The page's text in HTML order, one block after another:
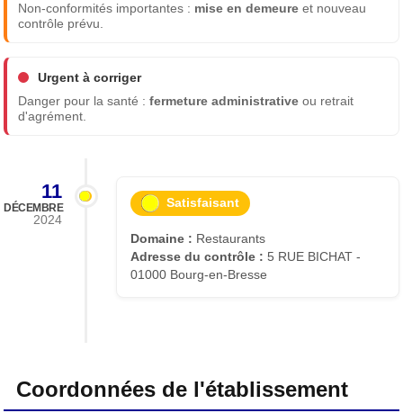
Non-conformités importantes : mise en demeure et nouveau
contrôle prévu.
Urgent à corriger
Danger pour la santé :fermeture administrative ou retrait
d'agrément.
11
DÉCEMBRE
2024
Satisfaisant
Domaine : Restaurants
Adresse du contrôle : 5 RUE BICHAT -
01000 Bourg-en-Bresse
Coordonnées de l'établissement